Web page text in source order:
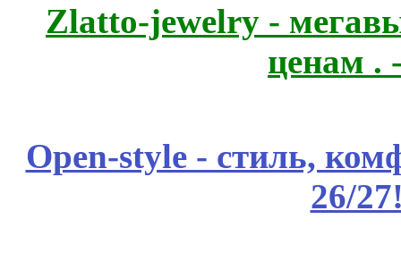
Zlatto-jewelry -
ценам .
Open-style - стиль,
26/